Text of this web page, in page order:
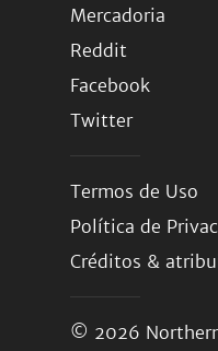
Mercadoria
Reddit
Facebook
Twitter
Termos de Uso
Política de
Créditos &
© 2026